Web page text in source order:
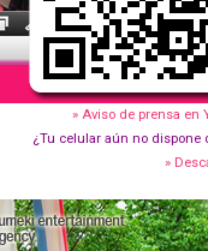
» Aviso de prensa en
¿Tu celular aún no dispone
»